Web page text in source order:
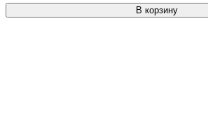
В корзину